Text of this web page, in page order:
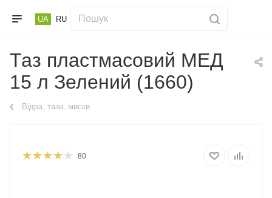
UA RU
Таз пластмасовий МЕД
15 л Зелений (1660)
Відра, тази, миски
80